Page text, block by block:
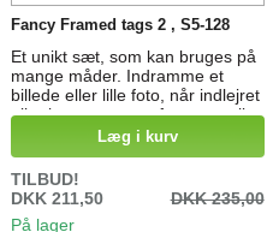
Fancy Framed tags 2 , S5-128
Et unikt sæt, som kan bruges på
mange måder. Indramme et
billede eller lille foto, når indlejret
eller bruge som en fancy tag til
en hilsen . Spellbinders®
Shapeabilities® die skære,
prægning og stencil med en
enkelt skabelon Rektangel Tag:
3⅝ x 1⅛ "( 2⅜ x ¾") Square
Læg i kurv
TILBUD!
DKK 211,50
DKK 235,00
På lager